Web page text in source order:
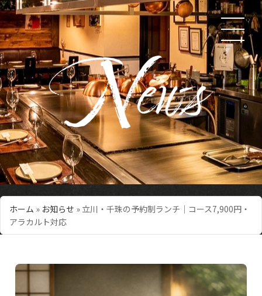
ホーム » お知らせ » 立川・千珠の予約制ランチ｜コース7,900円・
アラカルト対応